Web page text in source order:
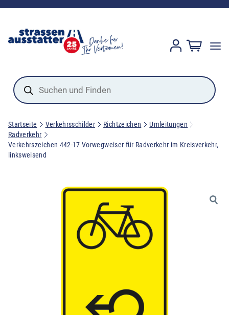
Products
search
Startseite Verkehrsschilder Richtzeichen
Umleitungen
Radverkehr
Verkehrszeichen 442-17 Vorwegweiser für Radverkehr im Kreisverkehr,
linksweisend